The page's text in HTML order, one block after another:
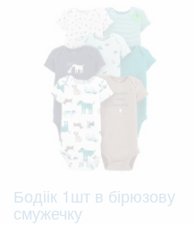
Бодіік 1шт в бірюзову
смужечку